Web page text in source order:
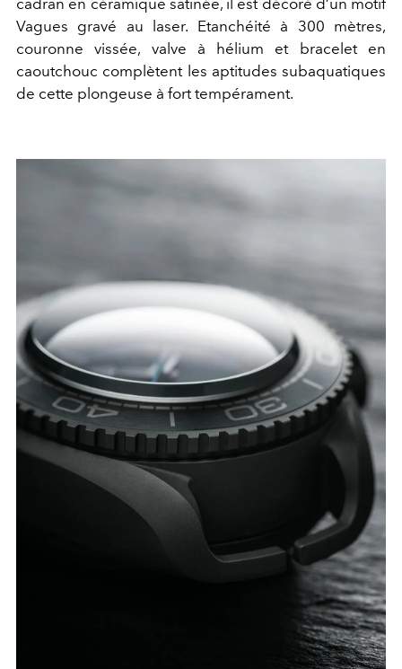
Vagues gravé au laser. Etanchéité à 300 mètres,
couronne vissée, valve à hélium et bracelet en
caoutchouc complètent les aptitudes subaquatiques
de cette plongeuse à fort tempérament.